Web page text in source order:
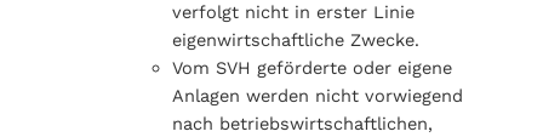
verfolgt nicht in erster Linie
eigenwirtschaftliche Zwecke.
Vom SVH geförderte oder eigene
Anlagen werden nicht vorwiegend
nach betriebswirtschaftlichen,